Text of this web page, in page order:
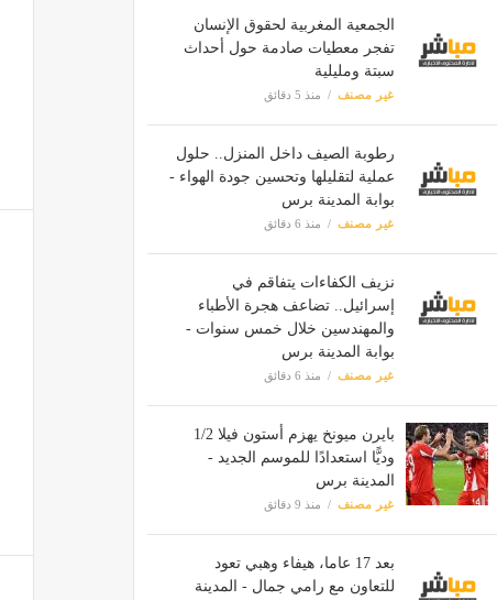
الجمعية المغربية لحقوق الإنسان
تفجر معطيات صادمة حول أحداث
سبتة ومليلية
غير مصنف منذ 5 دقائق
رطوبة الصيف داخل المنزل.. حلول
عملية لتقليلها وتحسين جودة الهواء -
بوابة المدينة برس
غير مصنف منذ 6 دقائق
نزيف الكفاءات يتفاقم في
إسرائيل.. تضاعف هجرة الأطباء
والمهندسين خلال خمس سنوات -
بوابة المدينة برس
غير مصنف منذ 6 دقائق
بايرن ميونخ يهزم أستون فيلا 1/2
وديًّا استعدادًا للموسم الجديد -
المدينة برس
غير مصنف منذ 9 دقائق
بعد 17 عاما، هيفاء وهبي تعود
للتعاون مع رامي جمال - المدينة